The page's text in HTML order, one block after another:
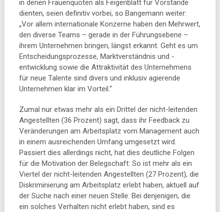
in denen Frauenquoten als Feigenblatt für Vorstände
dienten, seien definitiv vorbei, so Bangemann weiter:
„Vor allem internationale Konzerne haben den Mehrwert,
den diverse Teams – gerade in der Führungsebene –
ihrem Unternehmen bringen, längst erkannt. Geht es um
Entscheidungsprozesse, Marktverständnis und -
entwicklung sowie die Attraktivität des Unternehmens
für neue Talente sind divers und inklusiv agierende
Unternehmen klar im Vorteil.“
Zumal nur etwas mehr als ein Drittel der nicht-leitenden
Angestellten (36 Prozent) sagt, dass ihr Feedback zu
Veränderungen am Arbeitsplatz vom Management auch
in einem ausreichenden Umfang umgesetzt wird.
Passiert dies allerdings nicht, hat dies deutliche Folgen
für die Motivation der Belegschaft: So ist mehr als ein
Viertel der nicht-leitenden Angestellten (27 Prozent), die
Diskriminierung am Arbeitsplatz erlebt haben, aktuell auf
der Suche nach einer neuen Stelle. Bei denjenigen, die
ein solches Verhalten nicht erlebt haben, sind es